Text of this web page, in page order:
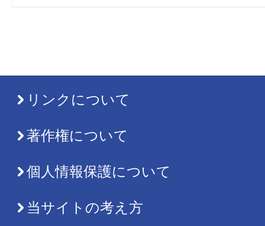
リンクについて
著作権について
個人情報保護について
当サイトの考え方